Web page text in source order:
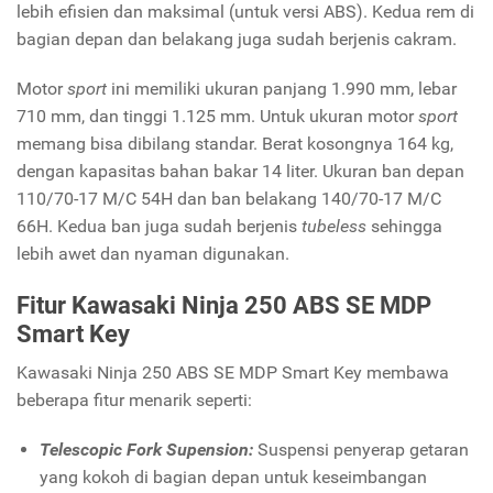
lebih efisien dan maksimal (untuk versi ABS). Kedua rem di
bagian depan dan belakang juga sudah berjenis cakram.
Motorsport ini memiliki ukuran panjang 1.990 mm, lebar
710 mm, dan tinggi 1.125 mm. Untuk ukuran motorsport
memang bisa dibilang standar. Berat kosongnya 164 kg,
dengan kapasitas bahan bakar 14 liter. Ukuran ban depan
110/70-17 M/C 54H dan ban belakang 140/70-17 M/C
66H. Kedua ban juga sudah berjenis tubeless sehingga
lebih awet dan nyaman digunakan.
Fitur Kawasaki Ninja 250 ABS SE MDP
Smart Key
Kawasaki Ninja 250 ABS SE MDP Smart Key membawa
beberapa fitur menarik seperti:
Telescopic Fork Supension: Suspensi penyerap getaran
yang kokoh di bagian depan untuk keseimbangan